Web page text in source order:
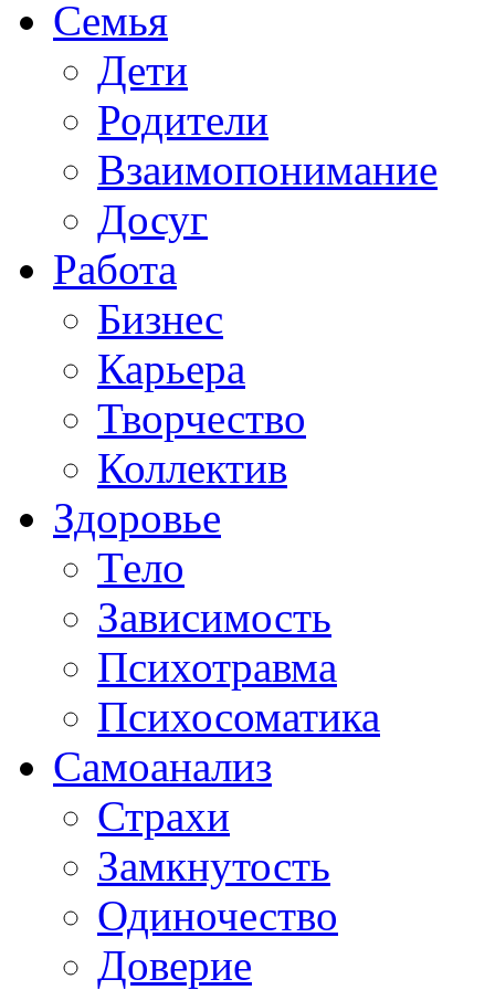
Семья
Дети
Родители
Взаимопонимание
Досуг
Работа
Бизнес
Карьера
Творчество
Коллектив
Здоровье
Тело
Зависимость
Психотравма
Психосоматика
Самоанализ
Страхи
Замкнутость
Одиночество
Доверие